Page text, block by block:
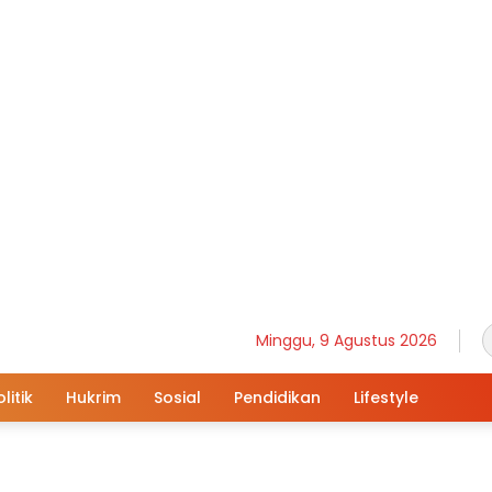
Minggu, 9 Agustus 2026
Hukrim Sosial Pendidikan Lifestyle